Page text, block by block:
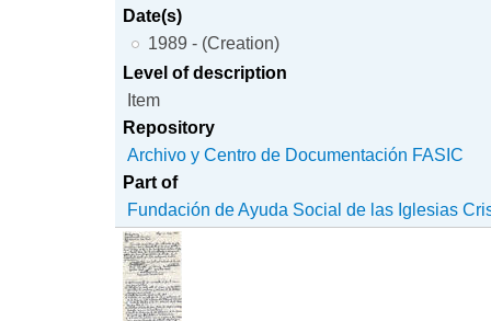
Date(s)
1989 - (Creation)
Level of description
Item
Repository
Archivo y Centro de Documentación FASIC
Part of
Fundación de Ayuda Social de las Iglesias